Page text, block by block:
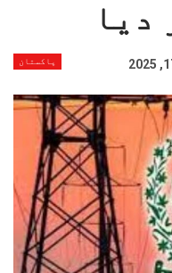
دیا
پاکستان